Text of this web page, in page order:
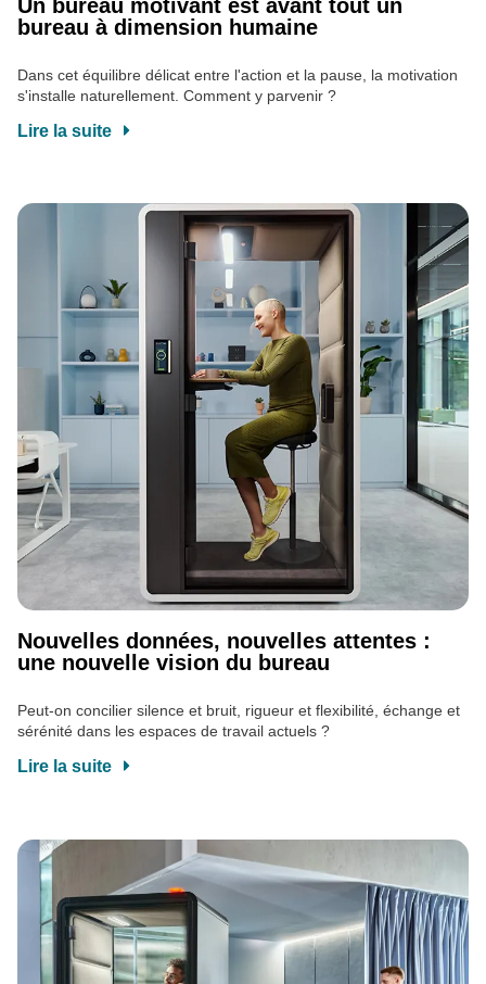
Un bureau motivant est avant tout un
bureau à dimension humaine
Dans cet équilibre délicat entre l'action et la pause, la motivation
s'installe naturellement. Comment y parvenir ?
Lire la suite
Nouvelles données, nouvelles attentes :
une nouvelle vision du bureau
Peut-on concilier silence et bruit, rigueur et flexibilité, échange et
sérénité dans les espaces de travail actuels ?
Lire la suite